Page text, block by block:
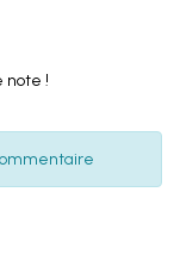
note !